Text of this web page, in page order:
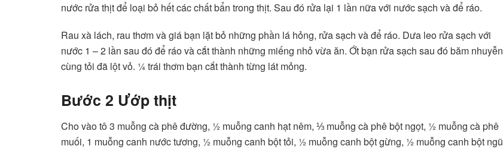
nước rửa thịt để loại bỏ hết các chất bẩn trong thịt. Sau đó rửa lại 1 lần nữa với nước sạch và để ráo.
Rau xà lách, rau thơm và giá bạn lặt bỏ những phần lá hỏng, rửa sạch và để ráo. Dưa leo rửa sạch với
nước 1 – 2 lần sau đó để ráo và cắt thành những miếng nhỏ vừa ăn. Ớt bạn rửa sạch sau đó băm nhuyễn
cùng tỏi đã lột vỏ. ¼ trái thơm bạn cắt thành từng lát mỏng.
Bước 2 Ướp thịt
Cho vào tô 3 muỗng cà phê đường, ½ muỗng canh hạt nêm, ⅓ muỗng cà phê bột ngọt, ½ muỗng cà phê
muối, 1 muỗng canh nước tương, ½ muỗng canh bột tỏi, ½ muỗng canh bột gừng, ½ muỗng canh bột ngũ